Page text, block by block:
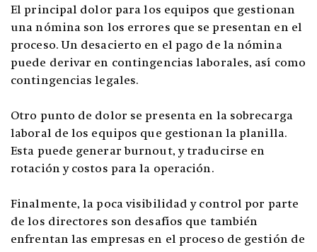
El principal dolor para los equipos que gestionan
una nómina son los errores que se presentan en el
proceso. Un desacierto en el pago de la nómina
puede derivar en contingencias laborales, así como
contingencias legales.
Otro punto de dolor se presenta en la sobrecarga
laboral de los equipos que gestionan la planilla.
Esta puede generar burnout, y traducirse en
rotación y costos para la operación.
Finalmente, la poca visibilidad y control por parte
de los directores son desafíos que también
enfrentan las empresas en el proceso de gestión de